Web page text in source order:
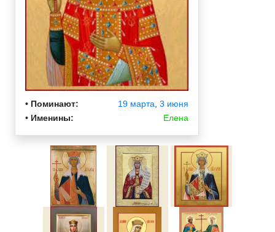
• Поминают: 19 марта 3 июня
• Именины: Елена